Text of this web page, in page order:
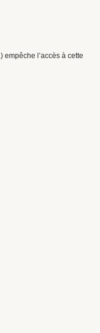
empêche l’accès à cette